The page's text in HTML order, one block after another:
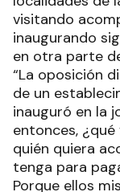
visitando
inaugurando
en otra parte
“La oposición
de un
inauguró en la
entonces,
quién quiera
tenga para
Porque ellos